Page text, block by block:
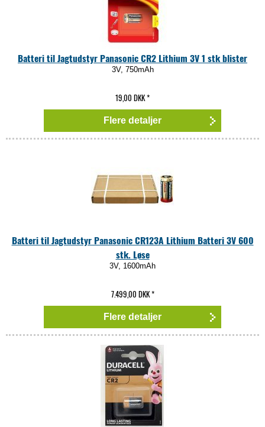
Batteri til Jagtudstyr Panasonic CR2 Lithium 3V 1 stk blister
3V, 750mAh
19,00 DKK*
Flere detaljer
Batteri til Jagtudstyr Panasonic CR123A Lithium Batteri 3V 600
stk. Løse
3V, 1600mAh
7.499,00 DKK*
Flere detaljer